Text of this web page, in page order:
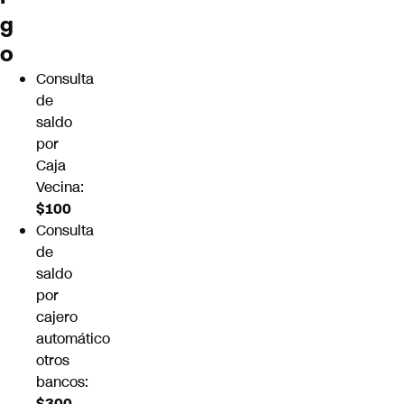
g
o
Consulta
de
saldo
por
Caja
Vecina:
$100
Consulta
de
saldo
por
cajero
automático
otros
bancos: